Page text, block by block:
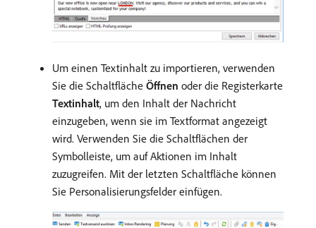
Um einen Textinhalt zu importieren, verwenden
Sie die Schaltfläche Öffnen oder die Registerkarte
Textinhalt, um den Inhalt der Nachricht
einzugeben, wenn sie im Textformat angezeigt
wird. Verwenden Sie die Schaltflächen der
Symbolleiste, um auf Aktionen im Inhalt
zuzugreifen. Mit der letzten Schaltfläche können
Sie Personalisierungsfelder einfügen.